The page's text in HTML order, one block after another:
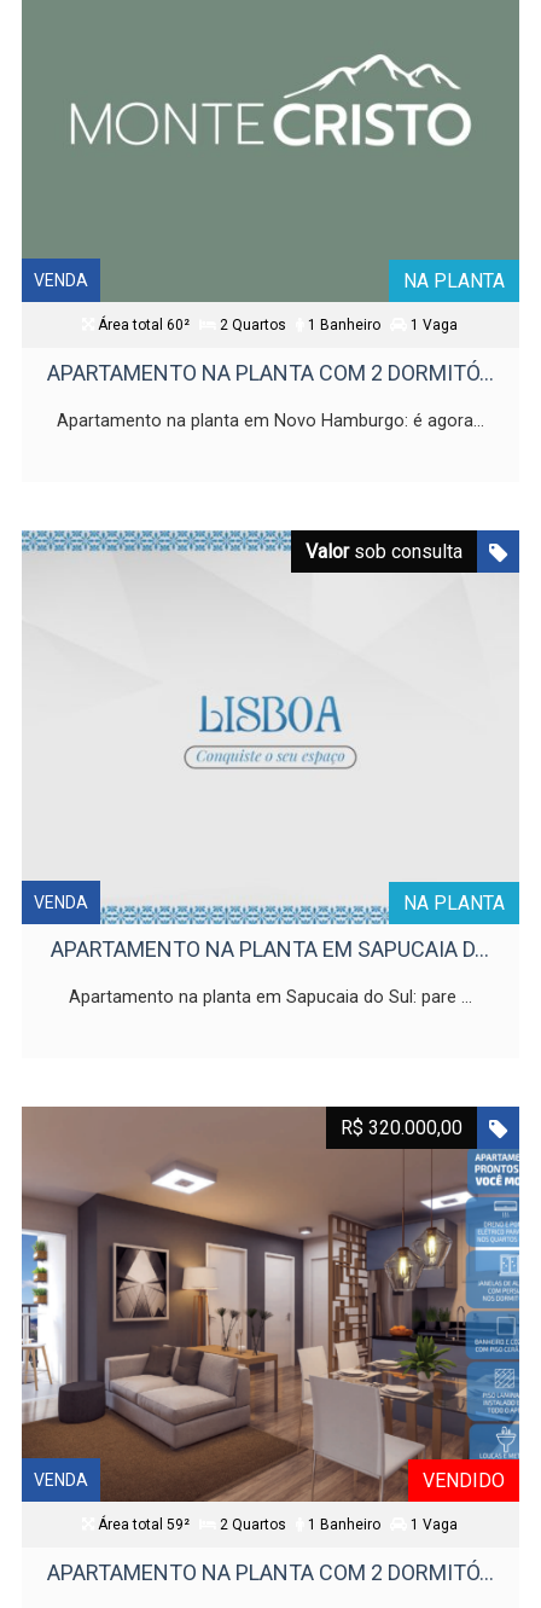
NA PLANTA
VENDA
Área total 60² 2 Quartos 1 Banheiro 1 Vaga
APARTAMENTO NA PLANTA COM 2 DORMITÓ...
Apartamento na planta em Novo Hamburgo: é agora...
NA PLANTA
Valorsob consulta
VENDA
APARTAMENTO NA PLANTA EM SAPUCAIA D...
Apartamento na planta em Sapucaia do Sul: pare ...
VENDIDO
R$ 320.000,00
VENDA
Área total 59² 2 Quartos 1 Banheiro 1 Vaga
APARTAMENTO NA PLANTA COM 2 DORMITÓ...